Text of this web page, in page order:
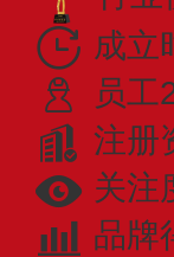
成立
员工
注册
关注
品牌